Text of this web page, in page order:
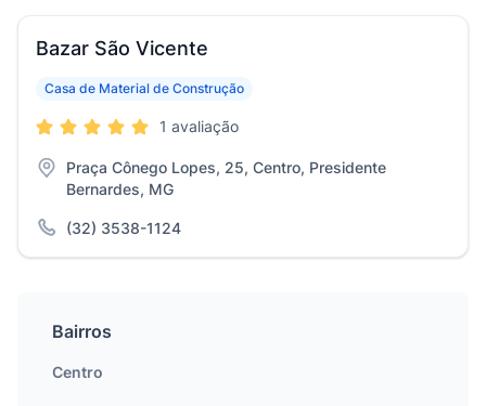
Bazar São Vicente
Casa de Material de Construção
1 avaliação
Praça Cônego Lopes, 25, Centro, Presidente
Bernardes, MG
(32) 3538-1124
Bairros
Centro